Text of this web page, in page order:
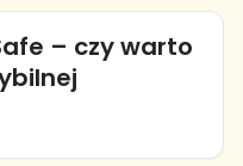
– czy warto